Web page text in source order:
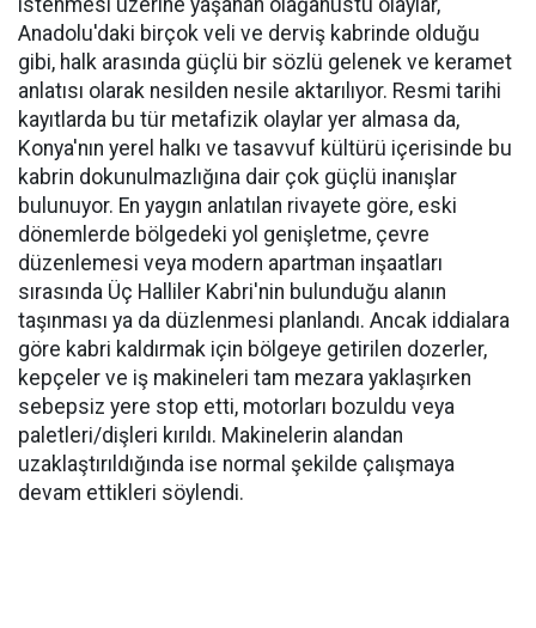
istenmesi üzerine yaşanan olağanüstü olaylar,
Anadolu'daki birçok veli ve derviş kabrinde olduğu
gibi, halk arasında güçlü bir sözlü gelenek ve keramet
anlatısı olarak nesilden nesile aktarılıyor. Resmi tarihi
kayıtlarda bu tür metafizik olaylar yer almasa da,
Konya'nın yerel halkı ve tasavvuf kültürü içerisinde bu
kabrin dokunulmazlığına dair çok güçlü inanışlar
bulunuyor. En yaygın anlatılan rivayete göre, eski
dönemlerde bölgedeki yol genişletme, çevre
düzenlemesi veya modern apartman inşaatları
sırasında Üç Halliler Kabri'nin bulunduğu alanın
taşınması ya da düzlenmesi planlandı. Ancak iddialara
göre kabri kaldırmak için bölgeye getirilen dozerler,
kepçeler ve iş makineleri tam mezara yaklaşırken
sebepsiz yere stop etti, motorları bozuldu veya
paletleri/dişleri kırıldı. Makinelerin alandan
uzaklaştırıldığında ise normal şekilde çalışmaya
devam ettikleri söylendi.